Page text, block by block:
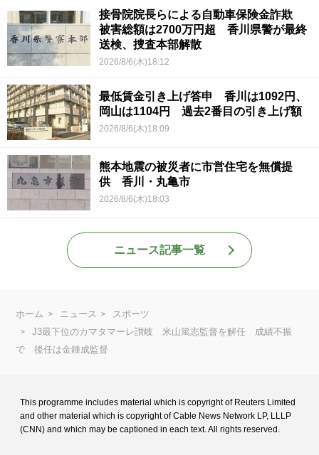
接骨院院長らによる自動車保険金詐欺
被害総額は2700万円超 香川県警が最終
送検、捜査本部解散
2026/8/6(木)18:12
最低賃金引き上げ答申 香川は1092円、
岡山は1104円 過去2番目の引き上げ額
2026/8/6(木)18:09
熊本地震の被災者に市営住宅を無償提
供 香川・丸亀市
2026/8/6(木)18:03
ニュース記事一覧
ホーム ニュース
スポーツ
J3最下位のカマタマーレ讃岐 米山篤志監督を解任 成績不振
で 後任は金鍾成監督
This programme includes material which is copyright of Reuters Limited
and other material which is copyright of Cable News Network LP, LLLP
(CNN) and which may be captioned in each text. All rights reserved.